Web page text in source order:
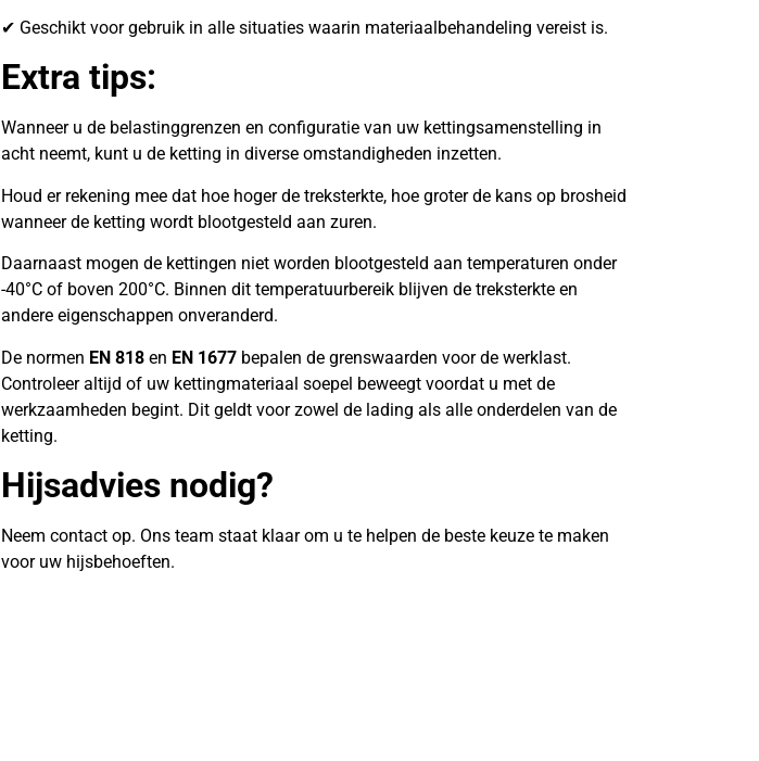
✔ Geschikt voor gebruik in alle situaties waarin materiaalbehandeling vereist is.
Extra tips:
Wanneer u de belastinggrenzen en configuratie van uw kettingsamenstelling in
acht neemt, kunt u de ketting in diverse omstandigheden inzetten.
Houd er rekening mee dat hoe hoger de treksterkte, hoe groter de kans op brosheid
wanneer de ketting wordt blootgesteld aan zuren.
Daarnaast mogen de kettingen niet worden blootgesteld aan temperaturen onder
-40°C of boven 200°C. Binnen dit temperatuurbereik blijven de treksterkte en
andere eigenschappen onveranderd.
De normen EN 818 en EN 1677 bepalen de grenswaarden voor de werklast.
Controleer altijd of uw kettingmateriaal soepel beweegt voordat u met de
werkzaamheden begint. Dit geldt voor zowel de lading als alle onderdelen van de
ketting.
Hijsadvies nodig?
Neem contact op. Ons team staat klaar om u te helpen de beste keuze te maken
voor uw hijsbehoeften.